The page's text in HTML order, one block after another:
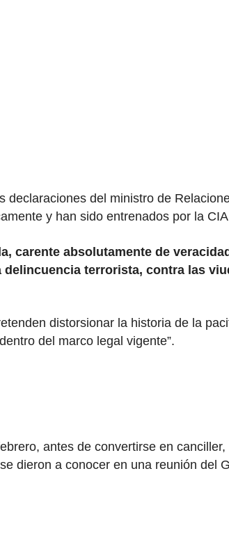
del ministro de
y han sido entrenados por la
carente absolutamente de
terrorista, contra las
distorsionar la historia de la
del marco legal vigente”.
antes de convertirse en
dieron a conocer en una reunión del